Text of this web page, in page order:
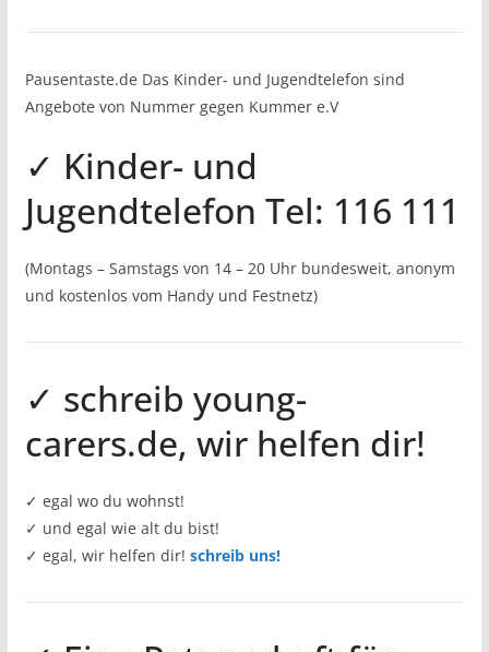
Pausentaste.de Das Kinder- und Jugendtelefon sind
Angebote von Nummer gegen Kummer e.V
✓ Kinder- und
Jugendtelefon Tel: 116 111
(Montags – Samstags von 14 – 20 Uhr bundesweit, anonym
und kostenlos vom Handy und Festnetz)
✓ schreib young-
carers.de, wir helfen dir!
✓ egal wo du wohnst!
✓ und egal wie alt du bist!
✓ egal, wir helfen dir! schreib uns!